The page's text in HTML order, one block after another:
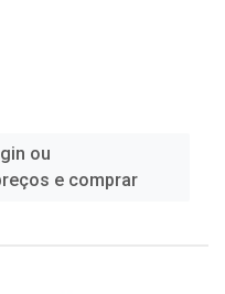
ou
e comprar